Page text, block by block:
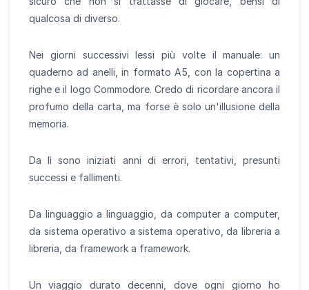
qualcosa di diverso.
Nei giorni successivi lessi più volte il manuale: un
quaderno ad anelli, in formato A5, con la copertina a
righe e il logo Commodore. Credo di ricordare ancora il
profumo della carta, ma forse è solo un'illusione della
memoria.
Da lì sono iniziati anni di errori, tentativi, presunti
successi e fallimenti.
Da linguaggio a linguaggio, da computer a computer,
da sistema operativo a sistema operativo, da libreria a
libreria, da framework a framework.
Un viaggio durato decenni, dove ogni giorno ho